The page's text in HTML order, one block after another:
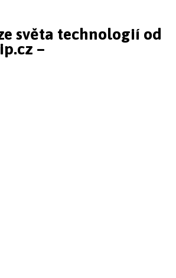
světa technologií od
–